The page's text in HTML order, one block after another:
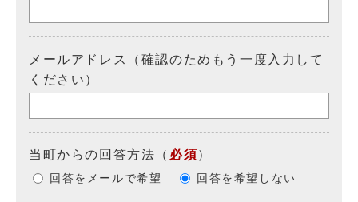
メールアドレス（確認のためもう一度入力して
ください）
当町からの回答方法 （ 必須）
回答をメールで希望 回答を希望しない